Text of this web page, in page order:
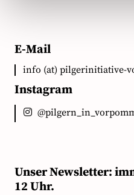
E-Mail
info (at) pilgerinitiative-
Instagram
Unser Newsletter:
12 Uhr.